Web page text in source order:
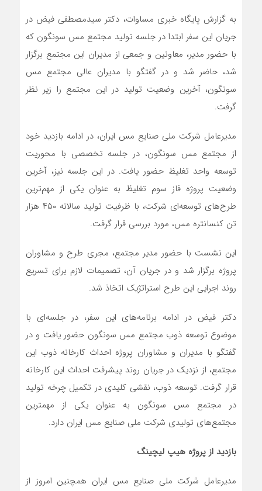
به گزارش پایگاه خبری مساوات، دکتر سیدمصطفی فیض در
جریان این سفر ابتدا در جلسه تولید مجتمع مس سونگون که
با حضور مدیر، معاونین و جمعی از مدیران این مجتمع برگزار
شد، حاضر شد و در گفتگو با مدیران عالی مجتمع مس
سونگون، آخرین وضعیت تولید در این مجتمع را زیر نظر
گرفت.
مدیرعامل شرکت ملی صنایع مس ایران، در ادامه بازدید خود
از مجتمع مس سونگون، در جلسه تخصصی با محوریت
توسعه واحد تغلیظ حضور یافت. در این جلسه نیز، آخرین
وضعیت پروژه فاز سوم تغلیظ به عنوان یکی از مهم‌ترین
طرح‌های توسعه‌ای شرکت، با ظرفیت تولید سالانه ۴۵۰ هزار
تن کنسانتره مس، مورد بررسی قرار گرفت.
این نشست با حضور مدیر مجتمع، مجری طرح و مشاوران
پروژه برگزار شد و در جریان آن، تصمیمات لازم برای تسریع
روند اجرایی این طرح استراتژیک اتخاذ شد.
دکتر فیض در ادامه برنامه‌های این سفر، در جلسه‌ای با
موضوع توسعه ذوب مجتمع مس سونگون حضور یافت و در
گفتگو با مدیران و مشاوران پروژه احداث کارخانه ذوب این
مجتمع، از نزدیک در جریان روند پیشرفت احداث این کارخانه
قرار گرفت. توسعه ذوب، نقشی کلیدی در تکمیل چرخه تولید
در مجتمع مس سونگون به عنوان یکی از مهمترین
مجتمع‌های تولیدی شرکت ملی صنایع مس ایران دارد.
بازدید از پروژه هیپ لیچینگ
مدیرعامل شرکت ملی صنایع مس ایران همچنین امروز از